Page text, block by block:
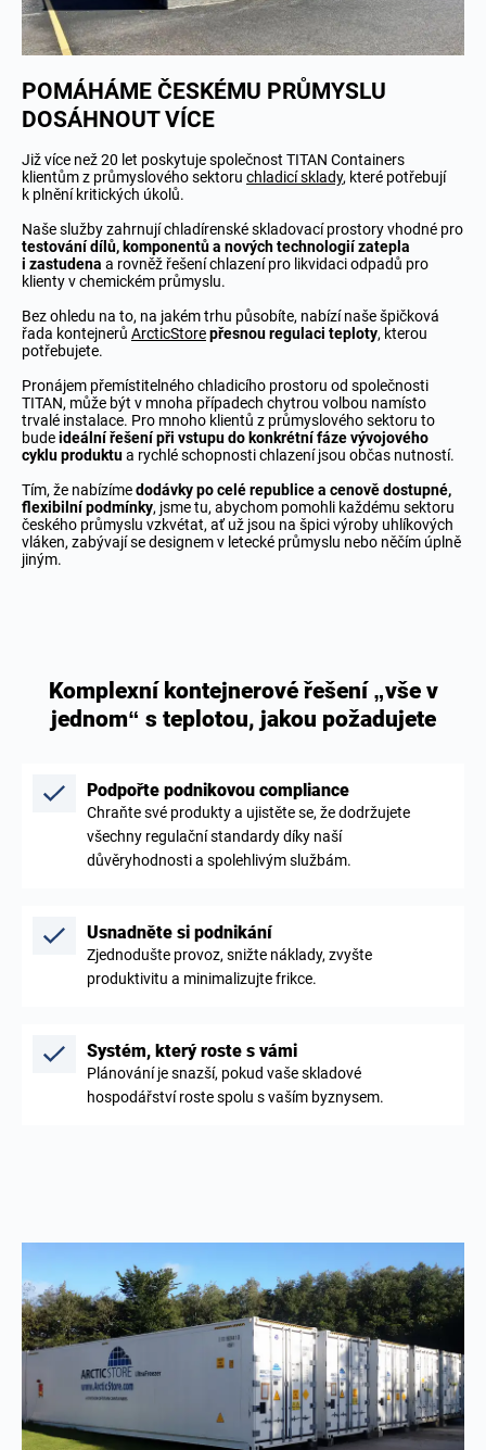
POMÁHÁME ČESKÉMU PRŮMYSLU
DOSÁHNOUT VÍCE
Již více než 20 let poskytuje společnost TITAN Containers
klientům z průmyslového sektoru chladicí sklady, které potřebují
k plnění kritických úkolů.
Naše služby zahrnují chladírenské skladovací prostory vhodné pro
testování dílů, komponentů a nových technologií zatepla
i zastudena a rovněž řešení chlazení pro likvidaci odpadů pro
klienty v chemickém průmyslu.
Bez ohledu na to, na jakém trhu působíte, nabízí naše špičková
řada kontejnerů ArcticStorepřesnou regulaci teploty, kterou
potřebujete.
Pronájem přemístitelného chladicího prostoru od společnosti
TITAN, může být v mnoha případech chytrou volbou namísto
trvalé instalace. Pro mnoho klientů z průmyslového sektoru to
budeideální řešení při vstupu do konkrétní fáze vývojového
cyklu produktua rychlé schopnosti chlazení jsou občas nutností.
Tím, že nabízímedodávky po celé republice a cenově dostupné,
flexibilní podmínky, jsme tu, abychom pomohli každému sektoru
českého průmyslu vzkvétat, ať už jsou na špici výroby uhlíkových
vláken, zabývají se designem v letecké průmyslu nebo něčím úplně
jiným.
Komplexní kontejnerové řešení „vše v
jednom“ s teplotou, jakou požadujete
Podpořte podnikovou compliance
Chraňte své produkty a ujistěte se, že dodržujete
všechny regulační standardy díky naší
důvěryhodnosti a spolehlivým službám.
Usnadněte si podnikání
Zjednodušte provoz, snižte náklady, zvyšte
produktivitu a minimalizujte frikce.
Systém, který roste s vámi
Plánování je snazší, pokud vaše skladové
hospodářství roste spolu s vaším byznysem.